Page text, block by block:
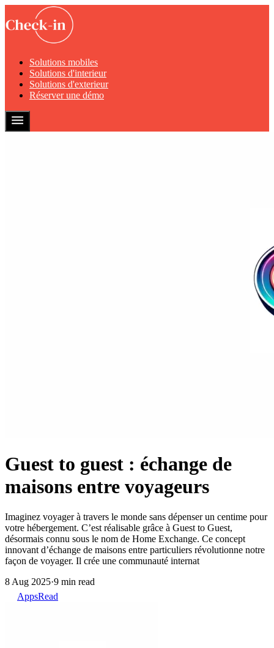
Solutions mobiles
Solutions d'interieur
Solutions d'exterieur
Réserver une démo
Guest to guest : échange de
maisons entre voyageurs
Imaginez voyager à travers le monde sans dépenser un centime pour
votre hébergement. C’est réalisable grâce à Guest to Guest,
désormais connu sous le nom de Home Exchange. Ce concept
innovant d’échange de maisons entre particuliers révolutionne notre
façon de voyager. Il crée une communauté internat
8 Aug 2025·9 min read
AppsRead